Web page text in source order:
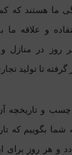
ما هستند که
روز در منازل
تا تولید
و تاریخچه آن
بگوییم که
و هر روز برای